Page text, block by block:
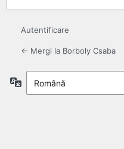
Autentificare
← Mergi la Borboly Csaba
Limbă